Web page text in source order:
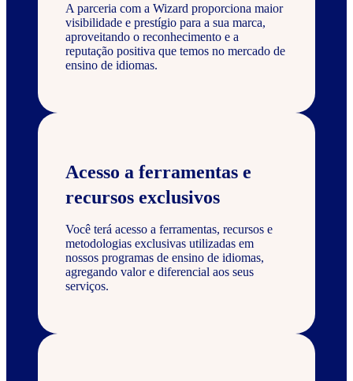
A parceria com a Wizard proporciona maior
visibilidade e prestígio para a sua marca,
aproveitando o reconhecimento e a
reputação positiva que temos no mercado de
ensino de idiomas.
Acesso a ferramentas e
recursos exclusivos
Você terá acesso a ferramentas, recursos e
metodologias exclusivas utilizadas em
nossos programas de ensino de idiomas,
agregando valor e diferencial aos seus
serviços.